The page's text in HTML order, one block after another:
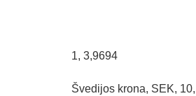
1, 3,9694
Švedijos krona, SEK,